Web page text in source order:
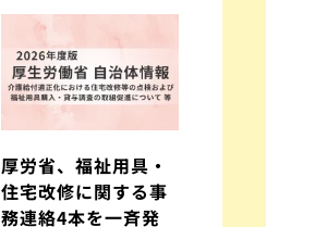
厚労省、福祉用具・
住宅改修に関する事
務連絡4本を一斉発